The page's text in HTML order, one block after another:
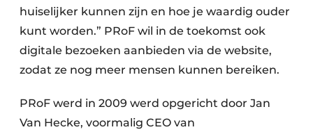
huiselijker kunnen zijn en hoe je waardig ouder
kunt worden.” PRoF wil in de toekomst ook
digitale bezoeken aanbieden via de website,
zodat ze nog meer mensen kunnen bereiken.
PRoF werd in 2009 werd opgericht door Jan
Van Hecke, voormalig CEO van